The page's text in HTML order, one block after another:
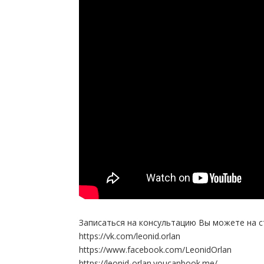
Записаться на консультацию Вы можете на
https://vk.com/leonid.orlan
https://www.facebook.com/LeonidOrlan